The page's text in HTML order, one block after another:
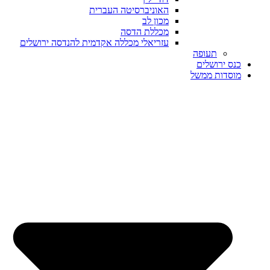
האוניברסיטה העברית
מכון לב
מכללת הדסה
עזריאלי מכללה אקדמית להנדסה ירושלים
תעופה
כנס ירושלים
מוסדות ממשל